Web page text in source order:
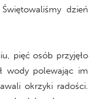
dzień
pięć osób przyjęło
wody polewając im
okrzyki radości.